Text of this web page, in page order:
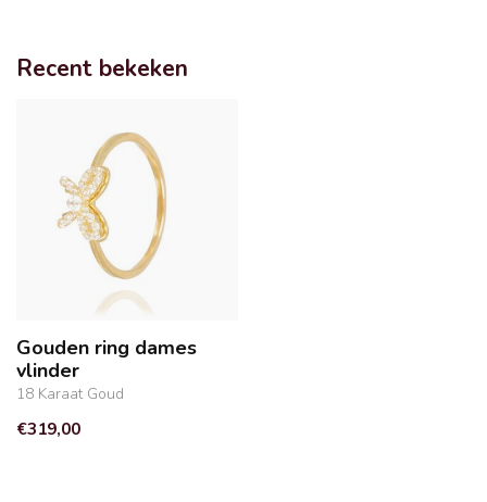
Recent bekeken
Gouden ring dames
vlinder
18 Karaat Goud
€319,00